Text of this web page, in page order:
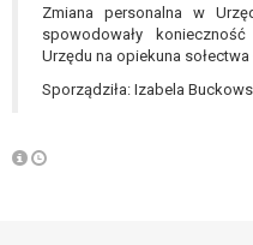
Zmiana personalna w
spowodowały
Urzędu na opiekuna
Sporządziła: Izabela
dane osobowe,
dobrowolne albo jest
umownym.